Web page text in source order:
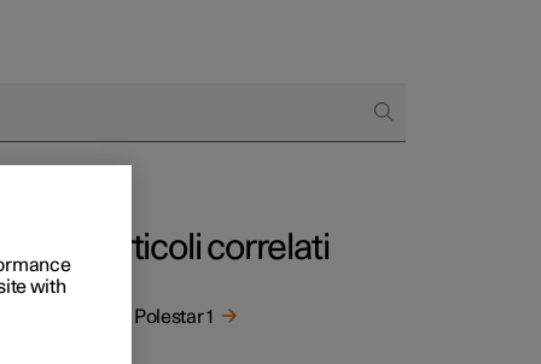
Articoli correlati
App Polestar 1
with